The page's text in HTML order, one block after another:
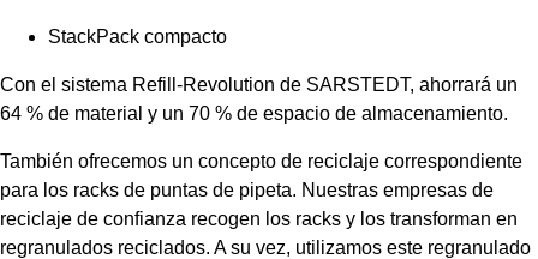
StackPack compacto
Con el sistema Refill-Revolution de SARSTEDT, ahorrará un
64 % de material y un 70 % de espacio de almacenamiento.
También ofrecemos un concepto de reciclaje correspondiente
para los racks de puntas de pipeta. Nuestras empresas de
reciclaje de confianza recogen los racks y los transforman en
regranulados reciclados. A su vez, utilizamos este regranulado